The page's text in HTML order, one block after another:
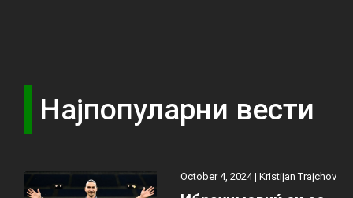
Најпопуларни вести
October 4, 2024 |Kristijan Trajchov